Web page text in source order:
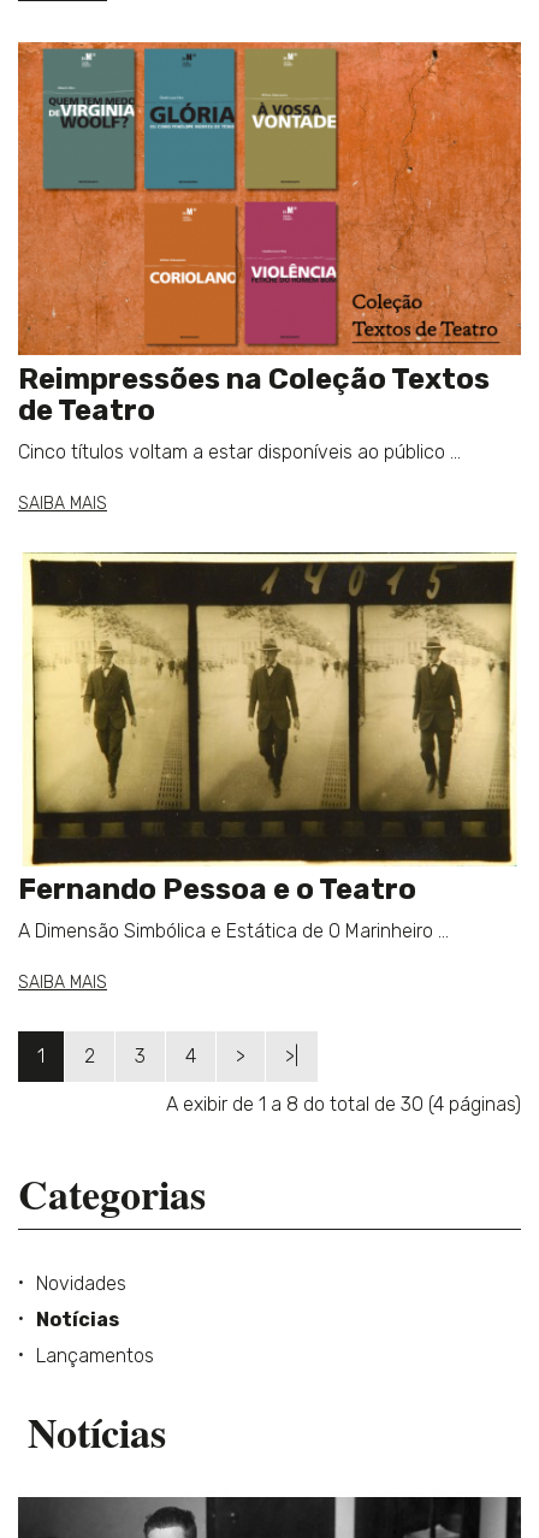
Reimpressões na Coleção Textos
de Teatro
Cinco títulos voltam a estar disponíveis ao público ...
SAIBA MAIS
Fernando Pessoa e o Teatro
A Dimensão Simbólica e Estática de O Marinheiro ...
SAIBA MAIS
1 2 3 4 > >|
A exibir de 1 a 8 do total de 30 (4 páginas)
Categorias
Novidades
Notícias
Lançamentos
Notícias